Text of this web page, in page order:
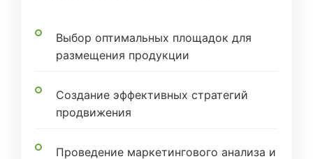
Выбор оптимальных площадок для
размещения продукции
Создание эффективных стратегий
продвижения
Проведение маркетингового анализа и